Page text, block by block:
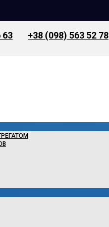
63 +38 (098) 563 52 78